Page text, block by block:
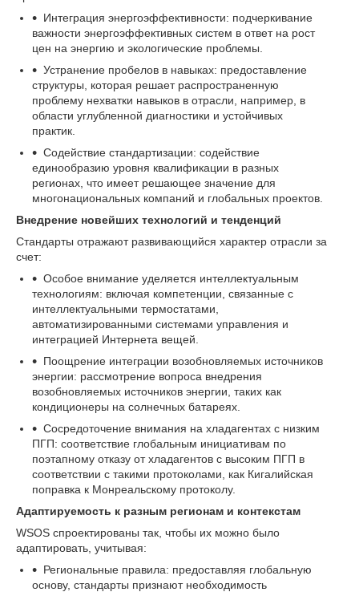
Интеграция энергоэффективности: подчеркивание
важности энергоэффективных систем в ответ на рост
цен на энергию и экологические проблемы.
Устранение пробелов в навыках: предоставление
структуры, которая решает распространенную
проблему нехватки навыков в отрасли, например, в
области углубленной диагностики и устойчивых
практик.
Содействие стандартизации: содействие
единообразию уровня квалификации в разных
регионах, что имеет решающее значение для
многонациональных компаний и глобальных проектов.
Внедрение новейших технологий и тенденций
Стандарты отражают развивающийся характер отрасли за
счет:
Особое внимание уделяется интеллектуальным
технологиям: включая компетенции, связанные с
интеллектуальными термостатами,
автоматизированными системами управления и
интеграцией Интернета вещей.
Поощрение интеграции возобновляемых источников
энергии: рассмотрение вопроса внедрения
возобновляемых источников энергии, таких как
кондиционеры на солнечных батареях.
Сосредоточение внимания на хладагентах с низким
ПГП: соответствие глобальным инициативам по
поэтапному отказу от хладагентов с высоким ПГП в
соответствии с такими протоколами, как Кигалийская
поправка к Монреальскому протоколу.
Адаптируемость к разным регионам и контекстам
WSOS спроектированы так, чтобы их можно было
адаптировать, учитывая:
Региональные правила: предоставляя глобальную
основу, стандарты признают необходимость